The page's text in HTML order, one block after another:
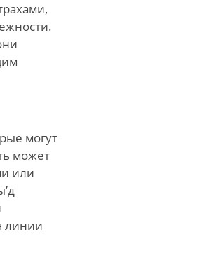
могут
может
или
’д
линии